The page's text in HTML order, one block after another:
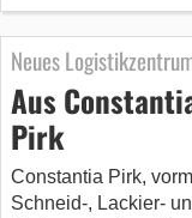
Neues
Aus
Pirk
Constantia Pirk,
Schneid-, Lackier-